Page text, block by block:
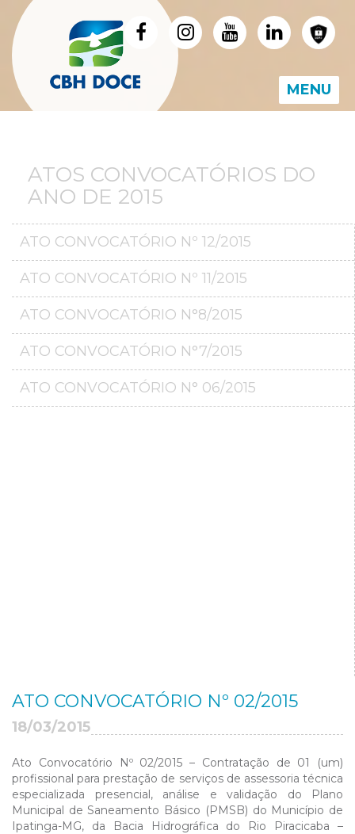
MENU
ATOS CONVOCATÓRIOS DO
ANO DE 2015
ATO CONVOCATÓRIO Nº 12/2015
ATO CONVOCATÓRIO Nº 11/2015
ATO CONVOCATÓRIO N°8/2015
ATO CONVOCATÓRIO N°7/2015
ATO CONVOCATÓRIO N° 06/2015
ATO CONVOCATÓRIO Nº 02/2015
18/03/2015
Ato Convocatório Nº 02/2015 – Contratação de 01 (um)
profissional para prestação de serviços de assessoria técnica
especializada presencial, análise e validação do Plano
Municipal de Saneamento Básico (PMSB) do Município de
Ipatinga-MG, da Bacia Hidrográfica do Rio Piracicaba –